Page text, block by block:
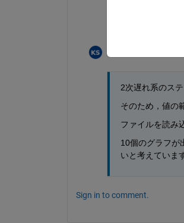
2次遅れ系のス
そのため，値の
ファイルを読み
10個のグラフが
いと考えていま
Sign in to comment.